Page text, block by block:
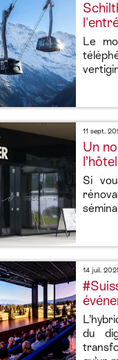
Le
11 sept.
Un
Si
14 juil.
du